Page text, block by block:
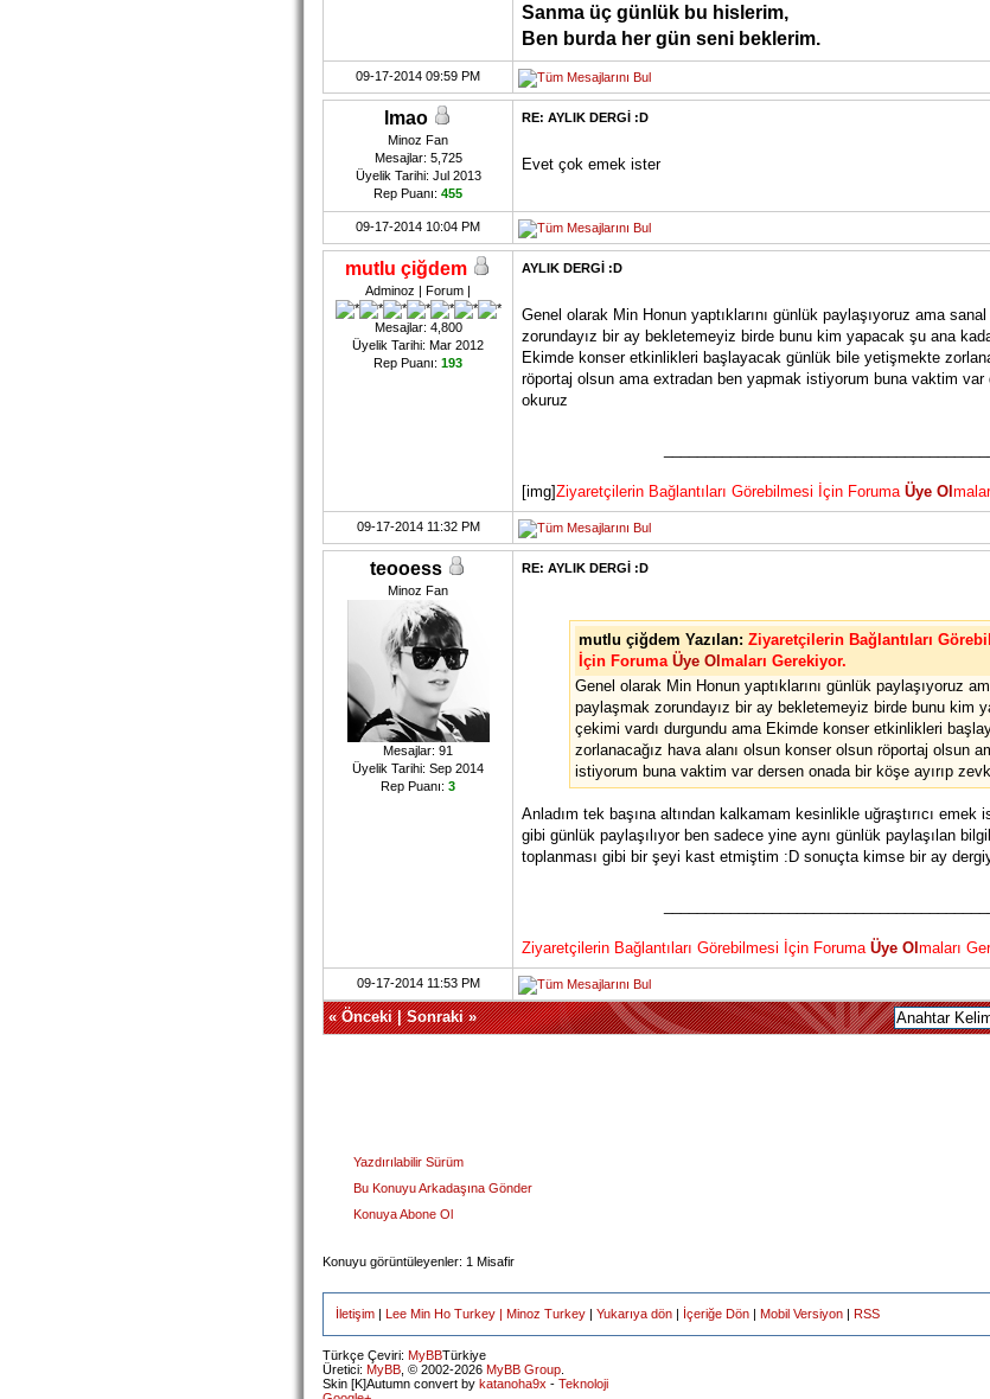
Sanma üç günlük bu hislerim,
Ben burda her gün seni beklerim.
09-17-2014 09:59 PM
lmao
Minoz Fan
Mesajlar: 5,725
Üyelik Tarihi: Jul 2013
Rep Puanı: 455
RE: AYLIK DERGİ :D
Evet çok emek ister
09-17-2014 10:04 PM
mutlu çiğdem
Adminoz | Forum |
Mesajlar: 4,800
Üyelik Tarihi: Mar 2012
Rep Puanı: 193
AYLIK DERGİ :D
Genel olarak Min Honun yaptıklarını günlük paylaşıyoruz ama
zorundayız bir ay bekletemeyiz birde bunu kim yapacak şu ana
Ekimde konser etkinlikleri başlayacak günlük bile yetişmekte
röportaj olsun ama extradan ben yapmak istiyorum buna vaktim var
okuruz
[img]Ziyaretçilerin Bağlantıları Görebilmesi İçin Foruma Üye Ol
09-17-2014 11:32 PM
teooess
Minoz Fan
Mesajlar: 91
Üyelik Tarihi: Sep 2014
Rep Puanı: 3
RE: AYLIK DERGİ :D
mutlu çiğdem Yazılan: Ziyaretçilerin Bağlantıları
İçin Foruma Üye Ol maları Gerekiyor.
Genel olarak Min Honun yaptıklarını günlük paylaşıyoruz
paylaşmak zorundayız bir ay bekletemeyiz birde bunu kim
çekimi vardı durgundu ama Ekimde konser etkinlikleri
zorlanacağız hava alanı olsun konser olsun röportaj olsun
istiyorum buna vaktim var dersen onada bir köşe ayırıp
Anladım tek başına altından kalkamam kesinlikle uğraştırıcı
gibi günlük paylaşılıyor ben sadece yine aynı günlük paylaşılan
toplanması gibi bir şeyi kast etmiştim :D sonuçta kimse bir ay
Ziyaretçilerin Bağlantıları Görebilmesi İçin Foruma Üye Ol maları
09-17-2014 11:53 PM
«Önceki|Sonraki»
Yazdırılabilir Sürüm
Bu Konuyu Arkadaşına Gönder
Konuya Abone Ol
Konuyu görüntüleyenler: 1 Misafir
İletişim | Lee Min Ho Turkey | Minoz Turkey | Yukarıya dön | İçeriğe Dön | Mobil Versiyon | RSS
Türkçe Çeviri: MyBBTürkiye
Üretici: MyBB , © 2002-2026 MyBB Group
Skin [K]Autumn convert by katanoha9x - Teknoloji